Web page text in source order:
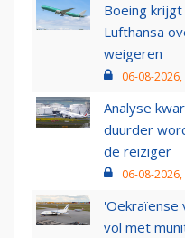
Boeing
Lufthansa
weigeren
06-08-
Analyse
duurder
de reiziger
06-08-
'Oekraïense
vol met